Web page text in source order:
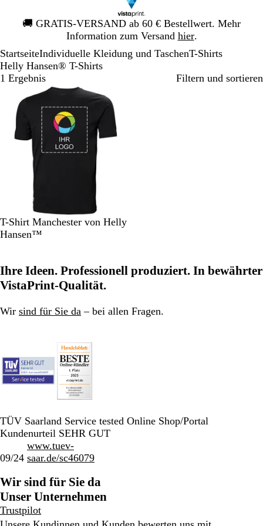
🚚 GRATIS-VERSAND ab 60 € Bestellwert. Mehr
Information zum Versand hier.
Galeriebild
1
StartseiteIndividuelle Kleidung und TaschenT-Shirts
Helly Hansen® T-Shirts
1 Ergebnis
Filtern und sortieren
S
c
a
r
D
u
e
l
r
W
e
M
a
n
e
l
T-Shirt Manchester von Helly
Hansen™
Ihre Ideen. Professionell produziert. In bewährter
VistaPrint-Qualität.
Wir sind für Sie da – bei allen Fragen.
TÜV Saarland Service tested Online Shop/Portal
Kundenurteil SEHR GUT
09/24
www.tuev-
saar.de/sc46079
Wir sind für Sie da
Unser Unternehmen
Trustpilot